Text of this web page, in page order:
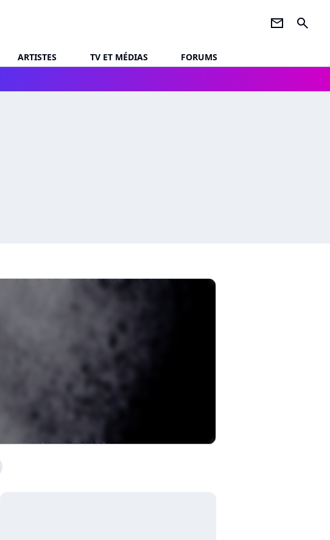
newsletter search
ARTISTES TV ET MÉDIAS
FORUMS